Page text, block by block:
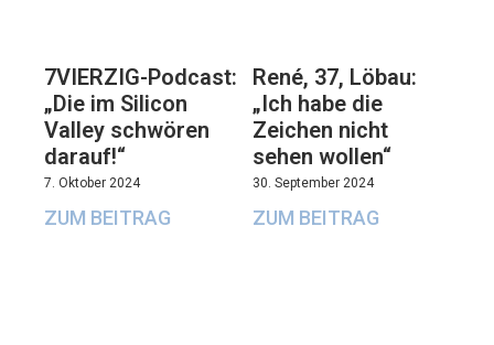
7VIERZIG-Podcast:
„Die im Silicon
Valley schwören
darauf!“
7. Oktober 2024
ZUM BEITRAG
René, 37, Löbau:
„Ich habe die
Zeichen nicht
sehen wollen“
30. September 2024
ZUM BEITRAG